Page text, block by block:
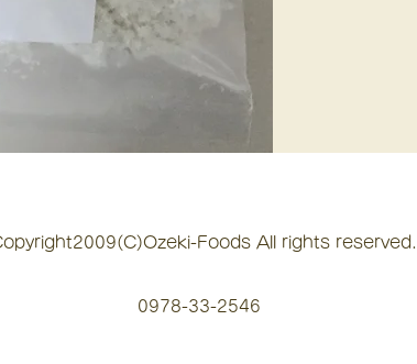
Foods All rights reserved.
0978-33-2546